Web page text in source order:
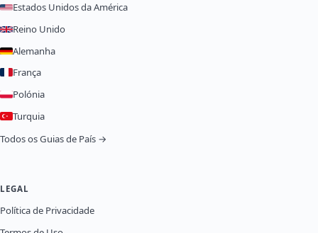
Estados Unidos da América
Reino Unido
Alemanha
França
Polónia
Turquia
Todos os Guias de País →
LEGAL
Política de Privacidade